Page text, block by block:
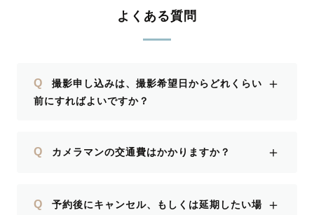
よくある質問
Q
撮影申し込みは、撮影希望日からどれくらい
前にすればよいですか？
＋
Q カメラマンの交通費はかかりますか？ ＋
Q
予約後にキャンセル、もしくは延期したい場
＋